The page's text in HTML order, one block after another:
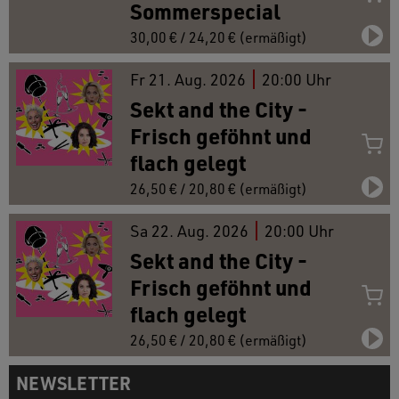
Sommerspecial
30,00 € / 24,20 € (ermäßigt)
Fr 21. Aug. 2026 20:00 Uhr
Sekt and the City -
Frisch geföhnt und
flach gelegt
26,50 € / 20,80 € (ermäßigt)
Sa 22. Aug. 2026 20:00 Uhr
Sekt and the City -
Frisch geföhnt und
flach gelegt
26,50 € / 20,80 € (ermäßigt)
NEWSLETTER